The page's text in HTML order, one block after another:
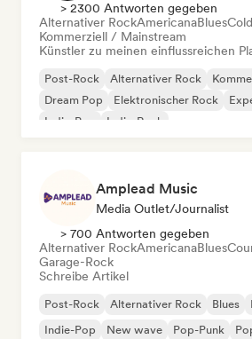
> 2300 Antworten gegeben
Alternativer RockAmericanaBlues
Kommerziell / Mainstream
Künstler zu meinen einflussreichen
Post-Rock Alternativer Rock
Dream Pop
Elektronischer Rock
Indie-Pop
Indie-Rock
Amplead Music
Media Outlet/Journalist
> 700 Antworten gegeben
Alternativer RockAmericanaBlues
Garage-Rock
Schreibe Artikel
Post-Rock Alternativer Rock Blues
Indie-Pop
New wave Pop-Punk